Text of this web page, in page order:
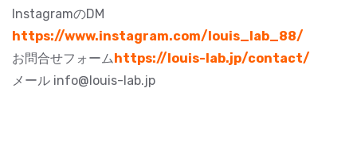
InstagramのDM
https://www.instagram.com/louis_lab_88/
お問合せフォームhttps://louis-lab.jp/contact/
メール info@louis-lab.jp